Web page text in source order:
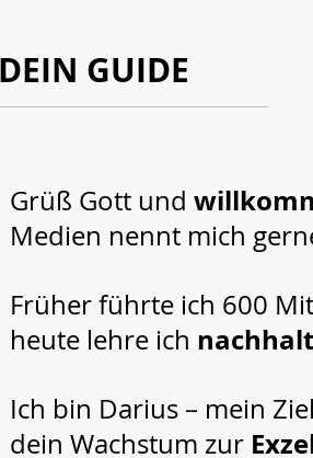
GUIDE
Grüß Gott und
Medien nennt mich
Früher führte ich 600
heute lehre ich
Ich bin Darius – mein
dein Wachstum zur